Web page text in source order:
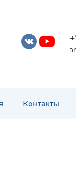
Контакты